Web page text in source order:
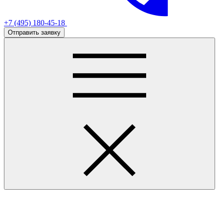
+7 (495) 180-45-18
Отправить заявку